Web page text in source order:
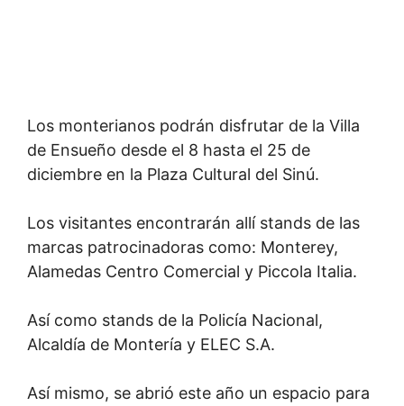
Los monterianos podrán disfrutar de la Villa
de Ensueño desde el 8 hasta el 25 de
diciembre en la Plaza Cultural del Sinú.
Los visitantes encontrarán allí stands de las
marcas patrocinadoras como: Monterey,
Alamedas Centro Comercial y Piccola Italia.
Así como stands de la Policía Nacional,
Alcaldía de Montería y ELEC S.A.
Así mismo, se abrió este año un espacio para